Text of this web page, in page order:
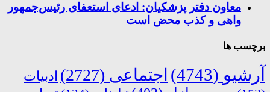
معاون دفتر پزشکیان: ادعای استعفای رئیس‌جمهور
واهی و کذب محض است
برچسب ها
آرشیو (4743) اجتماعی (2727)
ادبیات